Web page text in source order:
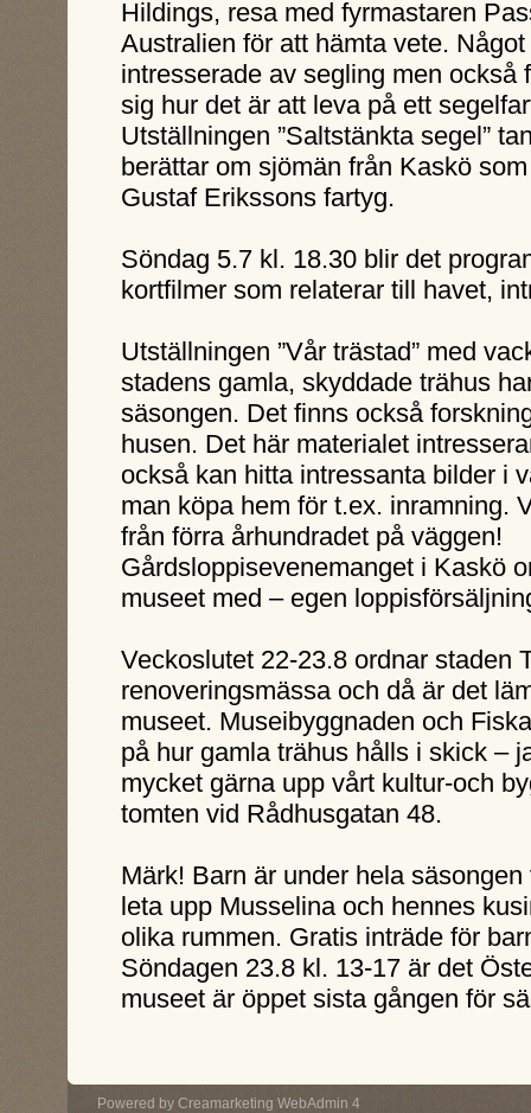
Hildings, resa med fyrmastaren
Australien för att hämta vete.
intresserade av segling men också
sig hur det är att leva på ett
Utställningen ”Saltstänkta segel”
berättar om sjömän från Kaskö
Gustaf Erikssons fartyg.
Söndag 5.7 kl. 18.30 blir det
kortfilmer som relaterar till havet,
Utställningen ”Vår trästad” med
stadens gamla, skyddade trähus
säsongen. Det finns också
husen. Det här materialet
också kan hitta intressanta bilder i
man köpa hem för t.ex. inramning.
från förra århundradet på väggen!
Gårdsloppisevenemanget i Kaskö
museet med – egen
Veckoslutet 22-23.8 ordnar staden
renoveringsmässa och då är det
museet. Museibyggnaden och
på hur gamla trähus hålls i skick –
mycket gärna upp vårt kultur-och
tomten vid Rådhusgatan 48.
Märk! Barn är under hela
leta upp Musselina och hennes
olika rummen. Gratis inträde för
Söndagen 23.8 kl. 13-17 är det
museet är öppet sista gången för
Powered by Creamarketing WebAdmin 4